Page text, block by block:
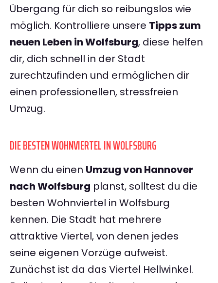
Übergang für dich so reibungslos wie
möglich. Kontrolliere unsere Tipps zum
neuen Leben in Wolfsburg, diese helfen
dir, dich schnell in der Stadt
zurechtzufinden und ermöglichen dir
einen professionellen, stressfreien
Umzug.
DIE BESTEN WOHNVIERTEL IN WOLFSBURG
Wenn du einen Umzug von Hannover
nach Wolfsburg planst, solltest du die
besten Wohnviertel in Wolfsburg
kennen. Die Stadt hat mehrere
attraktive Viertel, von denen jedes
seine eigenen Vorzüge aufweist.
Zunächst ist da das Viertel Hellwinkel.